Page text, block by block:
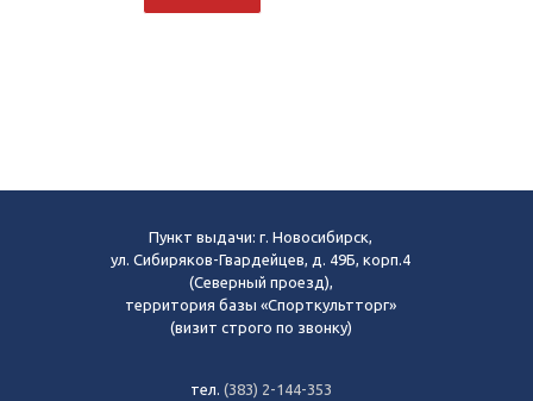
Пункт выдачи: г. Новосибирск,
ул. Сибиряков-Гвардейцев, д. 49Б, корп.4
(Северный проезд),
территория базы «Спорткультторг»
(визит строго по звонку)
тел. (383) 2-144-353